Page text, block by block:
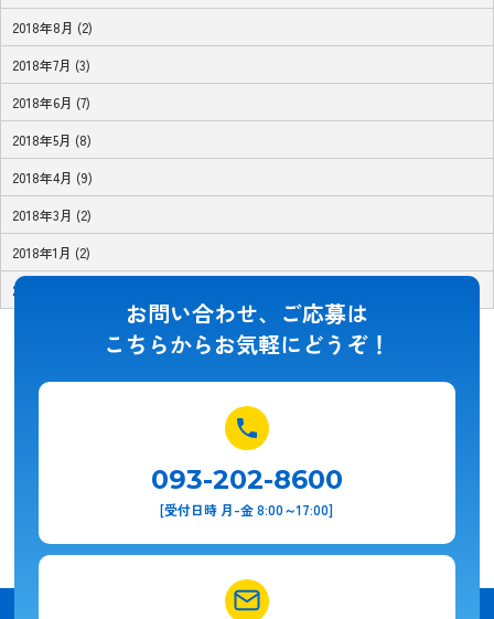
2018年8月 (2)
2018年7月 (3)
2018年6月 (7)
2018年5月 (8)
2018年4月 (9)
2018年3月 (2)
2018年1月 (2)
2017年11月 (1)
お問い合わせ、ご応募は
こちらからお気軽にどうぞ！
093-202-8600
[受付日時 月-金 8:00～17:00]